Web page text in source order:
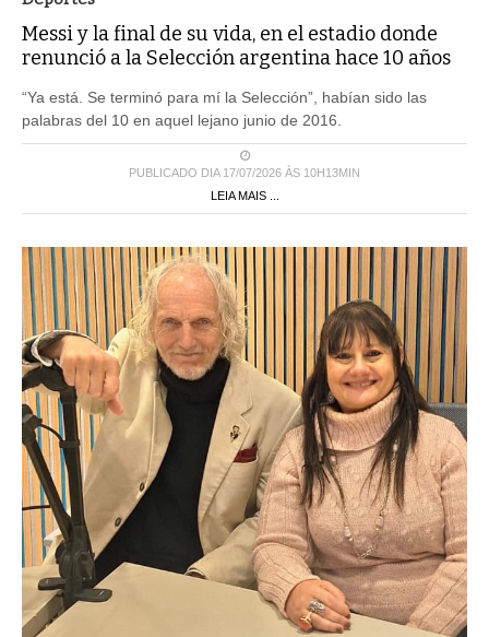
Messi y la final de su vida, en el estadio donde
renunció a la Selección argentina hace 10 años
“Ya está. Se terminó para mí la Selección”, habían sido las
palabras del 10 en aquel lejano junio de 2016.
PUBLICADO DIA 17/07/2026 ÀS 10H13MIN
LEIA MAIS ...